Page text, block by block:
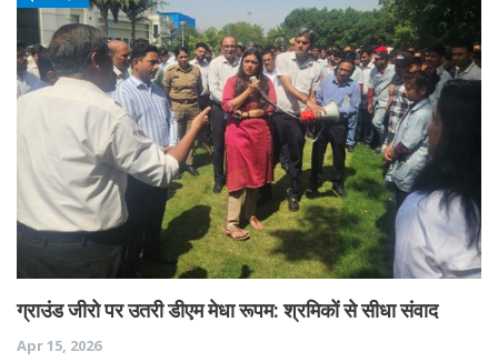
ग्राउंड जीरो पर उतरी डीएम मेधा रूपम: श्रमिकों से सीधा संवाद
Apr 15, 2026